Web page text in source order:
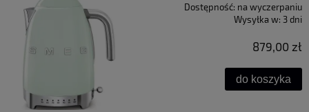
Dostępność: na wyczerpaniu
Wysyłka w: 3 dni
879,00 zł
do koszyka